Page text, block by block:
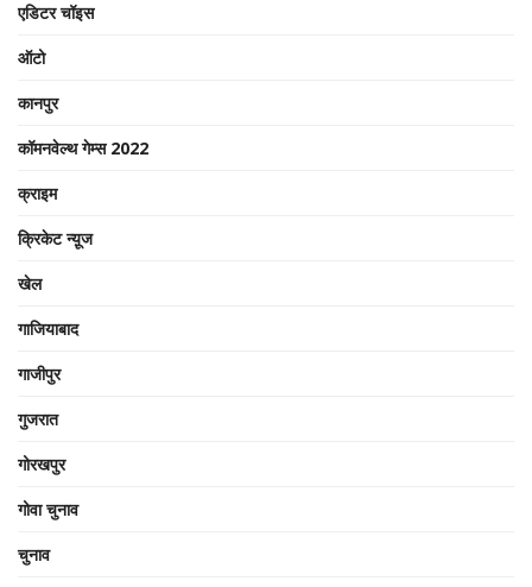
एडिटर चॉइस
ऑटो
कानपुर
कॉमनवेल्थ गेम्स 2022
क्राइम
क्रिकेट न्यू़ज
खेल
गाजियाबाद
गाजीपुर
गुजरात
गोरखपुर
गोवा चुनाव
चुनाव